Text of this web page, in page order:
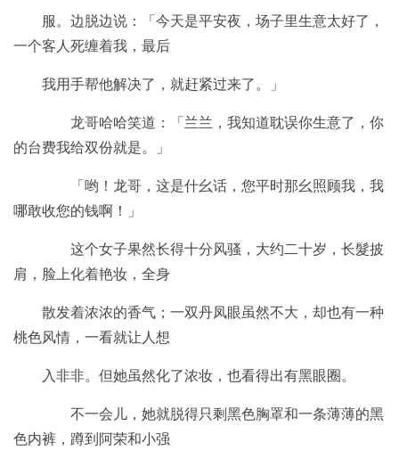
服。边脱边说：「今天是平安夜，场子里生意太好了，
一个客人死缠着我，最后
我用手帮他解决了，就赶紧过来了。」
龙哥哈哈笑道：「兰兰，我知道耽误你生意了，你
的台费我给双份就是。」
「哟！龙哥，这是什幺话，您平时那幺照顾我，我
哪敢收您的钱啊！」
这个女子果然长得十分风骚，大约二十岁，长髮披
肩，脸上化着艳妆，全身
散发着浓浓的香气；一双丹凤眼虽然不大，却也有一种
桃色风情，一看就让人想
入非非。但她虽然化了浓妆，也看得出有黑眼圈。
不一会儿，她就脱得只剩黑色胸罩和一条薄薄的黑
色内裤，蹲到阿荣和小强